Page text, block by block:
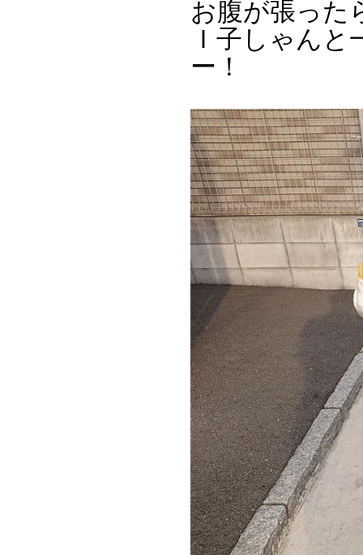
お腹が張った
Ｉ子しゃん
ー！